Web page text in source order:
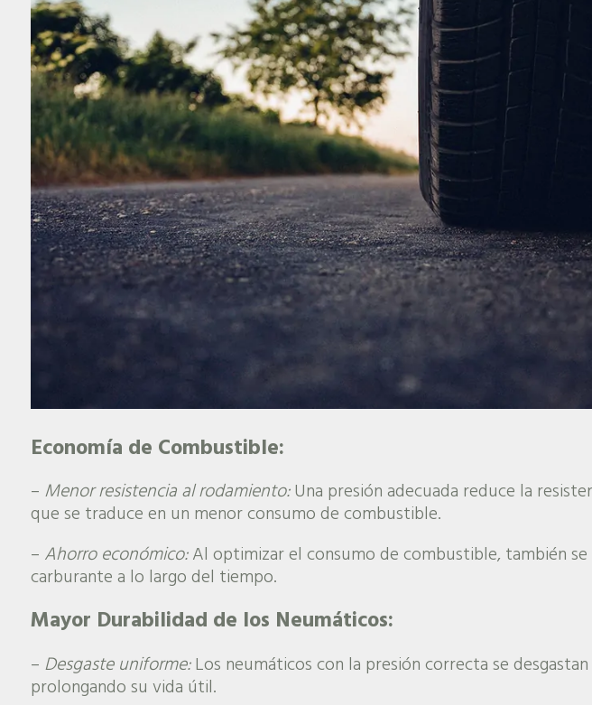
Economía de Combustible:
– Menor resistencia al rodamiento:Una presión adecuada reduce la
que se traduce en un menor consumo de combustible.
– Ahorro económico:Al optimizar el consumo de combustible, también
carburante a lo largo del tiempo.
Mayor Durabilidad de los Neumáticos:
– Desgaste uniforme:Los neumáticos con la presión correcta se
prolongando su vida útil.